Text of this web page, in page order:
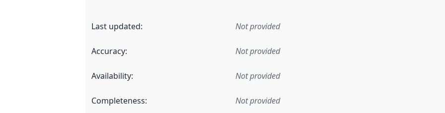
Last updated: Not provided
Accuracy: Not provided
Availability: Not provided
Completeness: Not provided